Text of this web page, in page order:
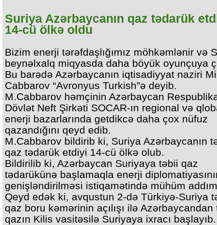
Suriya Azərbaycanın qaz tədarük
14-cü ölkə oldu
Bizim enerji tərəfdaşlığımız möhkəmlənir və
beynəlxalq miqyasda daha böyük oyunçuya
Bu barədə Azərbaycanın iqtisadiyyat naziri
Cabbarov “Avronyus Turkish”ə deyib.
M.Cabbarov həmçinin Azərbaycan
Dövlət Neft Şirkəti SOCAR-ın regional və
enerji bazarlarında getdikcə daha çox nüfuz
qazandığını qeyd edib.
M.Cabbarov bildirib ki, Suriya Azərbaycanın
qaz tədarük etdiyi 14-cü ölkə olub.
Bildirilib ki, Azərbaycan Suriyaya təbii qaz
tədarükünə başlamaqla enerji
genişləndirilməsi istiqamətində mühüm
Qeyd edək ki, avqustun 2-də Türkiyə-Suriya
qaz boru kəmərinin açılışı ilə Azərbaycandan
qazın Kilis vasitəsilə Suriyaya ixracı başlayıb.